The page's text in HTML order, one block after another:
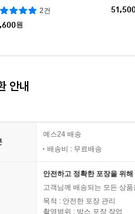
립 한정판) (B Type)
루레이
2건
원
티큘
넘버
안내
예스24 배송
배송비 : 무료배송
안전하고 정확한 포장을 위
고객님께 배송되는 모든 상
목적 : 안전한 포장 관리
촬영범위 : 박스 포장 작업